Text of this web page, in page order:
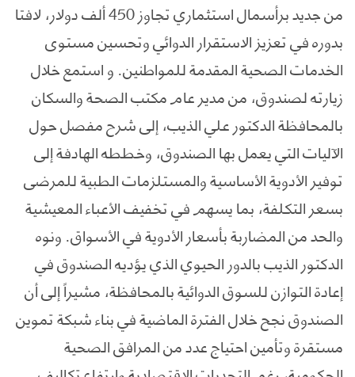
من جديد برأسمال استثماري تجاوز 450 ألف دولار، لافتا
بدوره في تعزيز الاستقرار الدوائي وتحسين مستوى
الخدمات الصحية المقدمة للمواطنين. و استمع خلال
زيارته لصندوق، من مدير عام مكتب الصحة والسكان
بالمحافظة الدكتور علي الذيب، إلى شرح مفصل حول
الآليات التي يعمل بها الصندوق، وخططه الهادفة إلى
توفير الأدوية الأساسية والمستلزمات الطبية للمرضى
بسعر التكلفة، بما يسهم في تخفيف الأعباء المعيشية
والحد من المضاربة بأسعار الأدوية في الأسواق. ونوه
الدكتور الذيب بالدور الحيوي الذي يؤديه الصندوق في
إعادة التوازن للسوق الدوائية بالمحافظة، مشيراً إلى أن
الصندوق نجح خلال الفترة الماضية في بناء شبكة تموين
مستقرة وتأمين احتياج عدد من المرافق الصحية